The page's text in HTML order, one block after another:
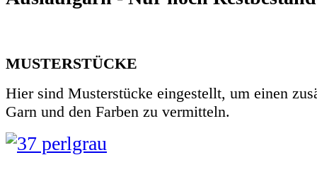
MUSTERSTÜCKE
Hier sind Musterstücke eingestellt, um einen
Garn und den Farben zu vermitteln.